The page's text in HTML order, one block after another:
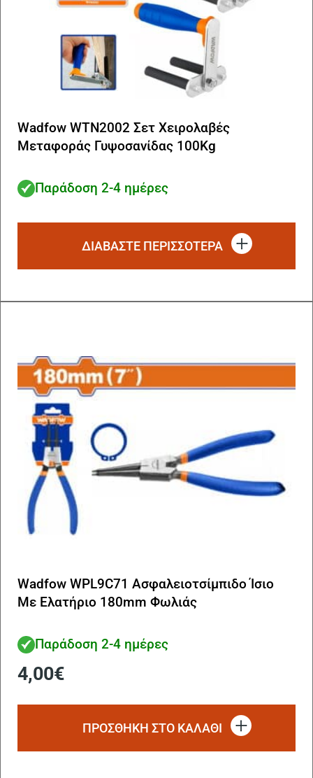
Wadfow WTN2002 Σετ Χειρολαβές
Μεταφοράς Γυψοσανίδας 100Kg
Παράδοση 2-4 ημέρες
ΔΙΑΒΆΣΤΕ ΠΕΡΙΣΣΌΤΕΡΑ
Wadfow WPL9C71 Ασφαλειοτσίμπιδο Ίσιο
Με Ελατήριο 180mm Φωλιάς
Παράδοση 2-4 ημέρες
4,00€
ΠΡΟΣΘΗΚΗ ΣΤΟ ΚΑΛΑΘΙ